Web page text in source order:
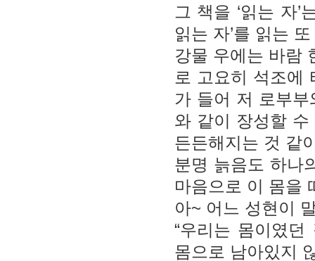
그 책을 ‘읽는 자
읽는 자’를 읽는
강물 우에는 바람
로 고요히 석조에
가 들어 저 로부
와 같이 장성할
든든해지는 것 같
분명 늙음도 하나
마음으로 이 몸을
아~ 어느 성현이
“우리는 몸이였
몸으로 남아있지